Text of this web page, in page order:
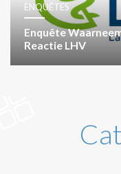
ENQUÊTES
Enquête
Reactie LHV